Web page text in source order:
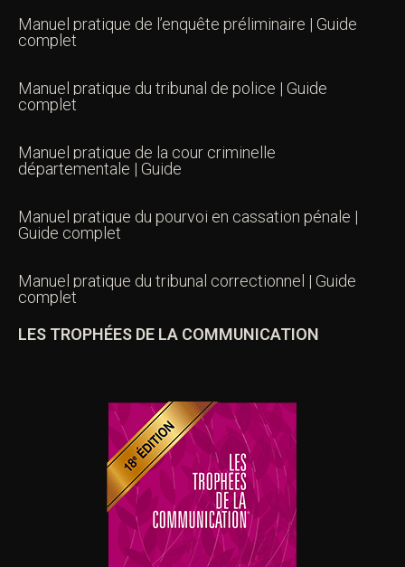
Manuel pratique de l’enquête préliminaire | Guide
complet
Manuel pratique du tribunal de police | Guide
complet
Manuel pratique de la cour criminelle
départementale | Guide
Manuel pratique du pourvoi en cassation pénale |
Guide complet
Manuel pratique du tribunal correctionnel | Guide
complet
LES TROPHÉES DE LA COMMUNICATION